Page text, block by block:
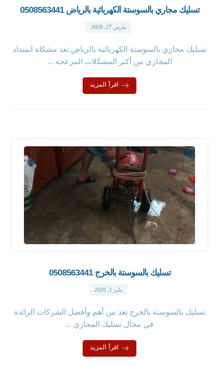
تسليك مجاري بالسوستة الكهربائية بالرياض 0508563441
مارس 27, 2026
تسليك مجاري بالسوستة الكهربائية بالرياض تعد مشكلة انسداد
المجاري من أكثر المشكلات المزعجة ...
اقرأ المزيد
تسليك بالسوستة بالخرج 0508563441
يناير 1, 2026
تسليك بالسوستة بالخرج تعد من أهم وأفضل الشركات الرائدة
في مجال تسليك المجاري ...
اقرأ المزيد